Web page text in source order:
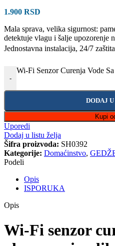
1.900 RSD
Mala sprava, velika sigurnost:
detektuje vlagu i šalje upozorenje
Jednostavna instalacija, 24/7
-
Wi-Fi Senzor Curenja Vode
DODAJ
Kupi
Uporedi
Dodaj u listu želja
Šifra proizvoda: SH0392
Kategorije: Domaćinstvo,
Podeli
Opis
ISPORUKA
Opis
Wi‑Fi senzor